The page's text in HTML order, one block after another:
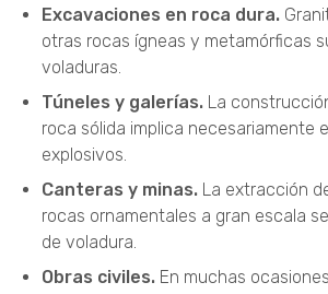
Excavaciones en roca dura.
otras rocas ígneas y metamórficas
voladuras.
Túneles y galerías. La
roca sólida implica necesariamente
explosivos.
Canteras y minas. La extracción
rocas ornamentales a gran escala
de voladura.
Obras civiles.En muchas